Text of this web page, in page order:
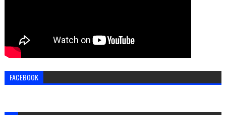
FACEBOOK